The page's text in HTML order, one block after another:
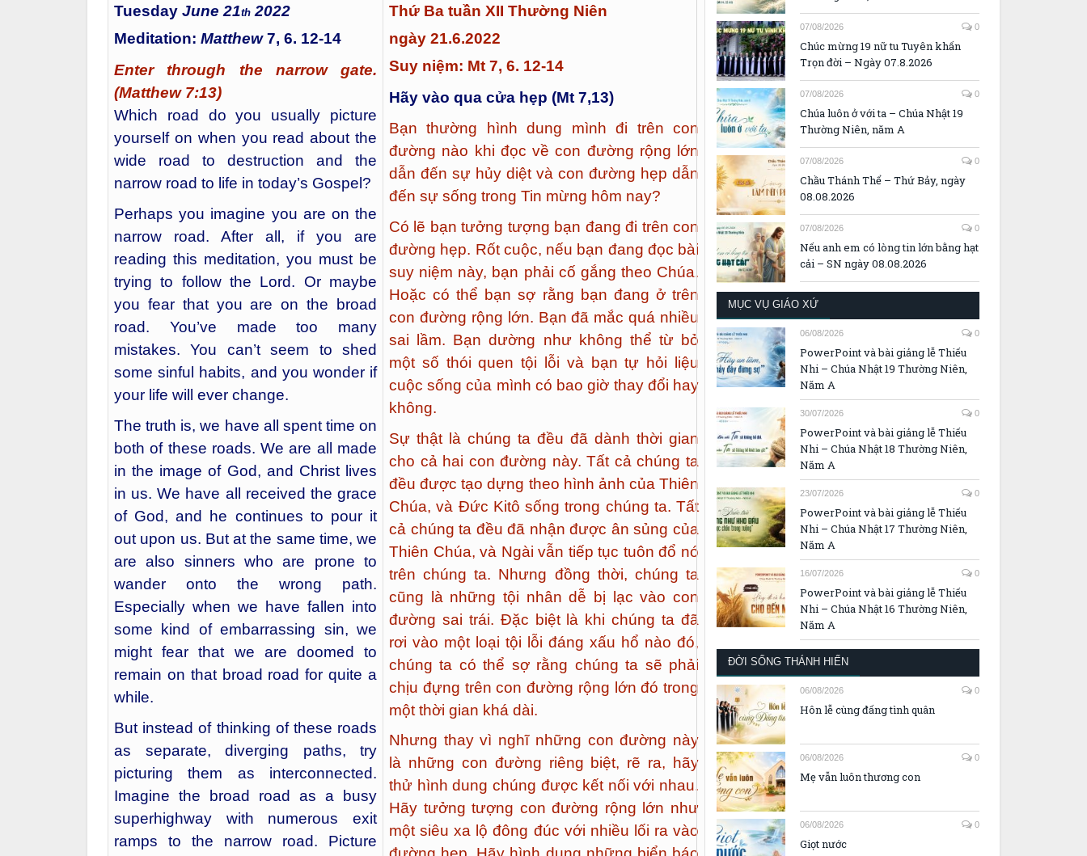
Tuesday June 21th 2022
Meditation: Matthew7, 6. 12-14
Enter through the narrow gate.
(Matthew 7:13)
Which road do you usually picture
yourself on when you read about the
wide road to destruction and the
narrow road to life in today’s Gospel?
Perhaps you imagine you are on the
narrow road. After all, if you are
reading this meditation, you must be
trying to follow the Lord. Or maybe
you fear that you are on the broad
road. You’ve made too many
mistakes. You can’t seem to shed
some sinful habits, and you wonder if
your life will ever change.
The truth is, we have all spent time on
both of these roads. We are all made
in the image of God, and Christ lives
in us. We have all received the grace
of God, and he continues to pour it
out upon us. But at the same time, we
are also sinners who are prone to
wander onto the wrong path.
Especially when we have fallen into
some kind of embarrassing sin, we
might fear that we are doomed to
remain on that broad road for quite a
while.
But instead of thinking of these roads
as separate, diverging paths, try
picturing them as interconnected.
Imagine the broad road as a busy
superhighway with numerous exit
ramps to the narrow road. Picture
Thứ Ba tuần XII Thường Niên
ngày 21.6.2022
Suy niệm: Mt 7, 6. 12-14
Hãy vào qua cửa hẹp (Mt 7,13)
Bạn thường hình dung mình đi trên con
đường nào khi đọc về con đường rộng lớn
dẫn đến sự hủy diệt và con đường hẹp dẫn
đến sự sống trong Tin mừng hôm nay?
Có lẽ bạn tưởng tượng bạn đang đi trên con
đường hẹp. Rốt cuộc, nếu bạn đang đọc bài
suy niệm này, bạn phải cố gắng theo Chúa.
Hoặc có thể bạn sợ rằng bạn đang ở trên
con đường rộng lớn. Bạn đã mắc quá nhiều
sai lầm. Bạn dường như không thể từ bỏ
một số thói quen tội lỗi và bạn tự hỏi liệu
cuộc sống của mình có bao giờ thay đổi hay
không.
Sự thật là chúng ta đều đã dành thời gian
cho cả hai con đường này. Tất cả chúng ta
đều được tạo dựng theo hình ảnh của Thiên
Chúa, và Đức Kitô sống trong chúng ta. Tất
cả chúng ta đều đã nhận được ân sủng của
Thiên Chúa, và Ngài vẫn tiếp tục tuôn đổ nó
trên chúng ta. Nhưng đồng thời, chúng ta
cũng là những tội nhân dễ bị lạc vào con
đường sai trái. Đặc biệt là khi chúng ta đã
rơi vào một loại tội lỗi đáng xấu hổ nào đó,
chúng ta có thể sợ rằng chúng ta sẽ phải
chịu đựng trên con đường rộng lớn đó trong
một thời gian khá dài.
Nhưng thay vì nghĩ những con đường này
là những con đường riêng biệt, rẽ ra, hãy
thử hình dung chúng được kết nối với nhau.
Hãy tưởng tượng con đường rộng lớn như
một siêu xa lộ đông đúc với nhiều lối ra vào
07/08/2026 0
Chúc mừng 19 nữ tu Tuyên khấn
Trọn đời – Ngày 07.8.2026
07/08/2026 0
Chúa luôn ở với ta – Chúa Nhật 19
Thường Niên, năm A
07/08/2026 0
Chầu Thánh Thể – Thứ Bảy, ngày
08.08.2026
07/08/2026 0
Nếu anh em có lòng tin lớn bằng hạt
cải – SN ngày 08.08.2026
MỤC VỤ GIÁO XỨ
06/08/2026 0
PowerPoint và bài giảng lễ Thiếu
Nhi – Chúa Nhật 19 Thường Niên,
Năm A
30/07/2026 0
PowerPoint và bài giảng lễ Thiếu
Nhi – Chúa Nhật 18 Thường Niên,
Năm A
23/07/2026 0
PowerPoint và bài giảng lễ Thiếu
Nhi – Chúa Nhật 17 Thường Niên,
Năm A
16/07/2026 0
PowerPoint và bài giảng lễ Thiếu
Nhi – Chúa Nhật 16 Thường Niên,
Năm A
ĐỜI SỐNG THÁNH HIẾN
06/08/2026 0
Hôn lễ cùng đấng tình quân
06/08/2026 0
Mẹ vẫn luôn thương con
06/08/2026 0
Giọt nước